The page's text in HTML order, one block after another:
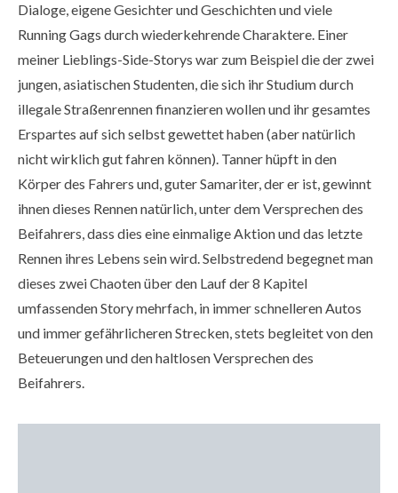
Dialoge, eigene Gesichter und Geschichten und viele
Running Gags durch wiederkehrende Charaktere. Einer
meiner Lieblings-Side-Storys war zum Beispiel die der zwei
jungen, asiatischen Studenten, die sich ihr Studium durch
illegale Straßenrennen finanzieren wollen und ihr gesamtes
Erspartes auf sich selbst gewettet haben (aber natürlich
nicht wirklich gut fahren können). Tanner hüpft in den
Körper des Fahrers und, guter Samariter, der er ist, gewinnt
ihnen dieses Rennen natürlich, unter dem Versprechen des
Beifahrers, dass dies eine einmalige Aktion und das letzte
Rennen ihres Lebens sein wird. Selbstredend begegnet man
dieses zwei Chaoten über den Lauf der 8 Kapitel
umfassenden Story mehrfach, in immer schnelleren Autos
und immer gefährlicheren Strecken, stets begleitet von den
Beteuerungen und den haltlosen Versprechen des
Beifahrers.